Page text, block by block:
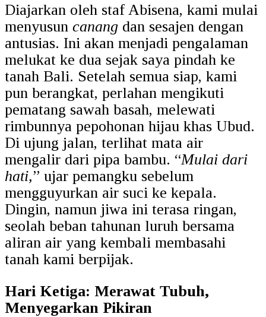
Diajarkan oleh staf Abisena, kami mulai
menyusun canang dan sesajen dengan
antusias. Ini akan menjadi pengalaman
melukat ke dua sejak saya pindah ke
tanah Bali. Setelah semua siap, kami
pun berangkat, perlahan mengikuti
pematang sawah basah, melewati
rimbunnya pepohonan hijau khas Ubud.
Di ujung jalan, terlihat mata air
mengalir dari pipa bambu. “Mulai dari
hati,” ujar pemangku sebelum
mengguyurkan air suci ke kepala.
Dingin, namun jiwa ini terasa ringan,
seolah beban tahunan luruh bersama
aliran air yang kembali membasahi
tanah kami berpijak.
Hari Ketiga: Merawat Tubuh,
Menyegarkan Pikiran